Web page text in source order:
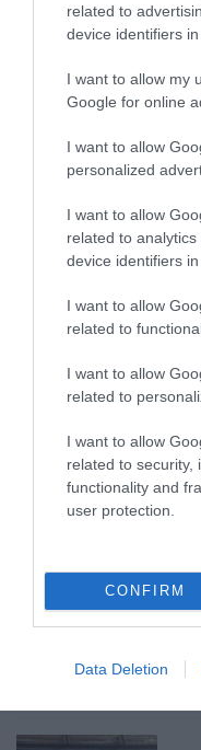
related to
device identifiers in
I want to allow my
Google for online
I want to allow
personalized
I want to allow
related to
device identifiers in
I want to allow
related to
I want to allow
related to
I want to allow
related to security,
functionality and
user protection.
CONFIRM
Data Deletion
TÍZ
ÖS